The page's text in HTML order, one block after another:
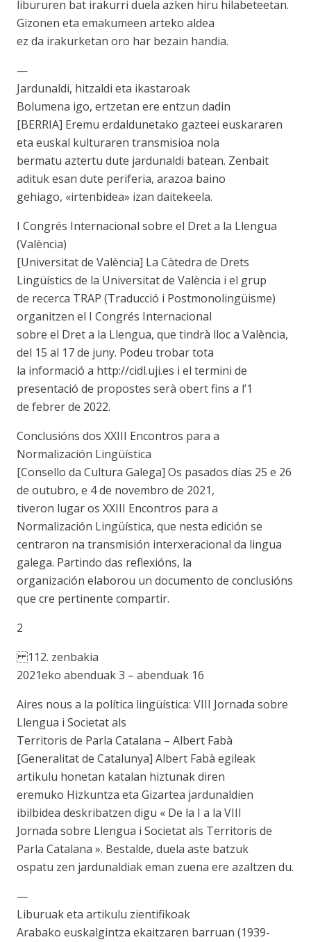
libururen bat irakurri duela azken hiru hilabeteetan.
Gizonen eta emakumeen arteko aldea
ez da irakurketan oro har bezain handia.
—
Jardunaldi, hitzaldi eta ikastaroak
Bolumena igo, ertzetan ere entzun dadin
[BERRIA] Eremu erdaldunetako gazteei euskararen
eta euskal kulturaren transmisioa nola
bermatu aztertu dute jardunaldi batean. Zenbait
adituk esan dute periferia, arazoa baino
gehiago, «irtenbidea» izan daitekeela.
I Congrés Internacional sobre el Dret a la Llengua
(València)
[Universitat de València] La Càtedra de Drets
Lingüístics de la Universitat de València i el grup
de recerca TRAP (Traducció i Postmonolingüisme)
organitzen el I Congrés Internacional
sobre el Dret a la Llengua, que tindrà lloc a València,
del 15 al 17 de juny. Podeu trobar tota
la informació a http://cidl.uji.es i el termini de
presentació de propostes serà obert fins a l’1
de febrer de 2022.
Conclusións dos XXIII Encontros para a
Normalización Lingüística
[Consello da Cultura Galega] Os pasados días 25 e 26
de outubro, e 4 de novembro de 2021,
tiveron lugar os XXIII Encontros para a
Normalización Lingüística, que nesta edición se
centraron na transmisión interxeracional da lingua
galega. Partindo das reflexións, la
organización elaborou un documento de conclusións
que cre pertinente compartir.
2
112. zenbakia
2021eko abenduak 3 – abenduak 16
Aires nous a la política lingüística: VIII Jornada sobre
Llengua i Societat als
Territoris de Parla Catalana – Albert Fabà
[Generalitat de Catalunya] Albert Fabà egileak
artikulu honetan katalan hiztunak diren
eremuko Hizkuntza eta Gizartea jardunaldien
ibilbidea deskribatzen digu « De la I a la VIII
Jornada sobre Llengua i Societat als Territoris de
Parla Catalana ». Bestalde, duela aste batzuk
ospatu zen jardunaldiak eman zuena ere azaltzen du.
—
Liburuak eta artikulu zientifikoak
Arabako euskalgintza ekaitzaren barruan (1939-